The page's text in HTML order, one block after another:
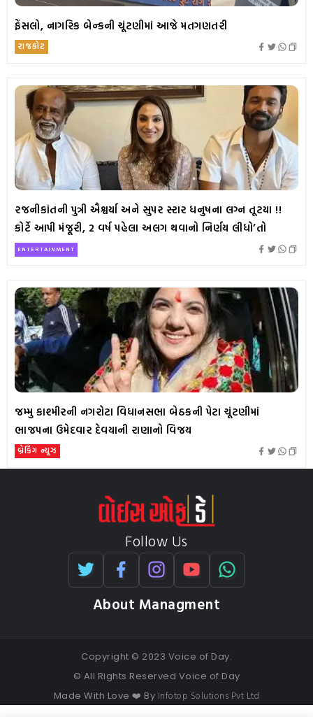
ફેંસલો, નાગરિક બેન્કની ચૂંટણીમાં આજે મતગણતરી
રાજકોટ
રજનીકાંતની પુત્રી ઐશ્વર્યા અને સુપર સ્ટાર ધનુષના લગ્ન તૂટયા !!
કોર્ટે આપી મંજૂરી, 2 વર્ષ પહેલા અલગ થવાનો નિર્ણય લીધો’તો
ENTERTAINMENT
જમ્મુ કાશ્મીરની નગરોટા વિધાનસભા બેઠકની પેટા ચૂંટણીમાં
ભાજપના ઉમેદવાર દેવયાની રાણાનો વિજય
બ્રેકિંગ ન્યૂઝ
Follow Us
About Managment
Copyright © 2023 Voice of Day.
© All Rights Reserved Voice of Day
Made With Love ❤️ By Infotop Solutions Pvt Ltd